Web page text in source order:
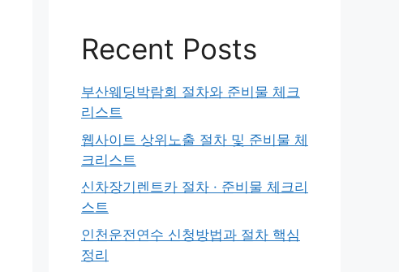
Recent Posts
부산웨딩박람회 절차와 준비물 체크
리스트
웹사이트 상위노출 절차 및 준비물 체
크리스트
신차장기렌트카 절차 · 준비물 체크리
스트
인천운전연수 신청방법과 절차 핵심
정리